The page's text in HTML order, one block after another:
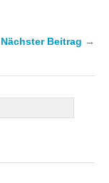
Nächster Beitrag →